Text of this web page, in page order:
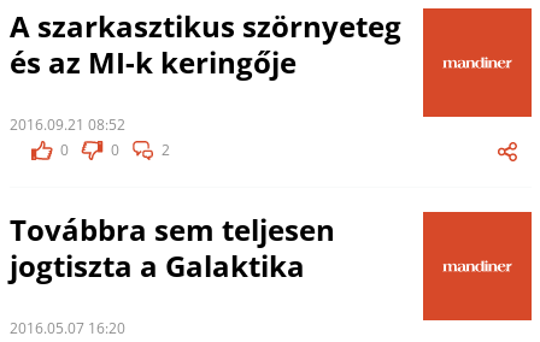
A szarkasztikus szörnyeteg
és az MI-k keringője
2016.09.21 08:52
0
0 2
Továbbra sem teljesen
jogtiszta a Galaktika
2016.05.07 16:20